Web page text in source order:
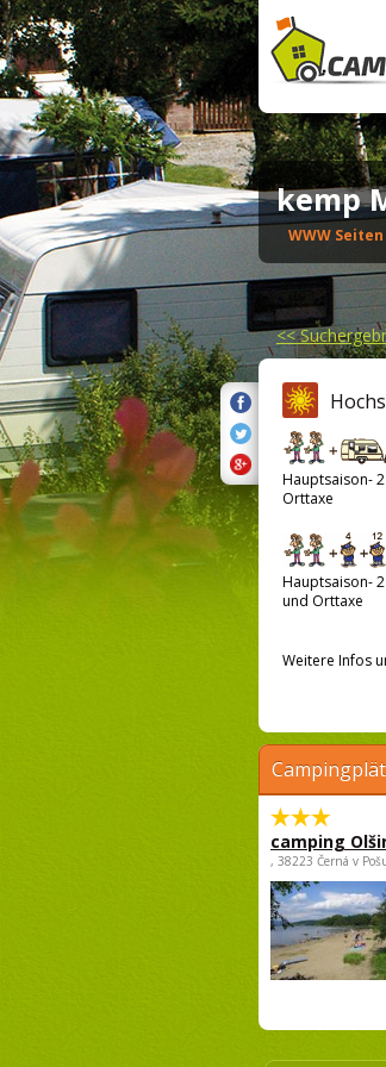
kemp
WWW Seiten
<<
Hauptsaison-
Orttaxe
Hauptsaison-
und Orttaxe
Weitere Infos
camping
, 38223 Černá v